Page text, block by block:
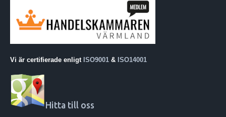
Vi är certifierade enligt ISO9001 & ISO14001
Hitta till oss